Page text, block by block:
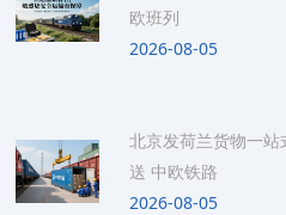
欧班列
2026-08-05
北京发荷兰货物一站
送 中欧铁路
2026-08-05